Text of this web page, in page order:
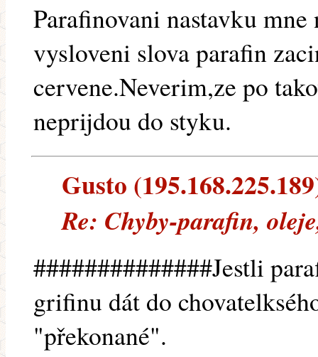
Parafinovani nastavku
vysloveni slova parafin
cervene.Neverim,ze po
neprijdou do styku.
Gusto
Re: Chyby-parafin,
##############Jestli
grifinu dát do
"překonané".